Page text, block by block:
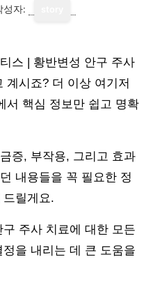
성자:
스 | 황반변성 안구 주사
계시죠? 더 이상 여기저
서 핵심 정보만 쉽고 명확
증, 부작용, 그리고 효과
내용들을 꼭 필요한 정
릴게요.
주사 치료에 대한 모든
을 내리는 데 큰 도움을